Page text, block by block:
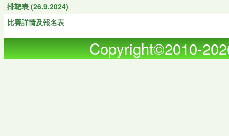
排靶表 (26.9.2024)
比賽詳情及報名表
Copyright©2010-